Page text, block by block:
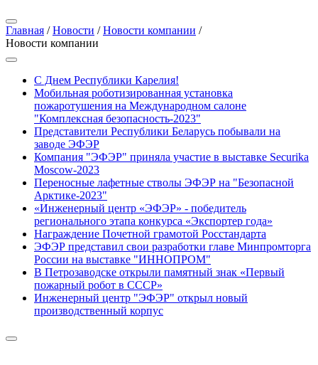
Главная /Новости /Новости компании /
Новости компании
С Днем Республики Карелия!
Мобильная роботизированная установка
пожаротушения на Международном салоне
"Комплексная безопасность-2023"
Представители Республики Беларусь побывали на
заводе ЭФЭР
Компания "ЭФЭР" приняла участие в выставке Securika
Moscow-2023
Переносные лафетные стволы ЭФЭР на "Безопасной
Арктике-2023"
«Инженерный центр «ЭФЭР» - победитель
регионального этапа конкурса «Экспортер года»
Награждение Почетной грамотой Росстандарта
ЭФЭР представил свои разработки главе Минпромторга
России на выставке "ИННОПРОМ"
В Петрозаводске открыли памятный знак «Первый
пожарный робот в СССР»
Инженерный центр "ЭФЭР" открыл новый
производственный корпус